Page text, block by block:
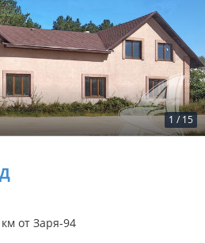
1 / 15
от Заря-94